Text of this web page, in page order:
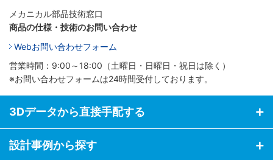
メカニカル部品技術窓口
商品の仕様・技術のお問い合わせ
Webお問い合わせフォーム
営業時間：9:00～18:00（土曜日・日曜日・祝日は除く）
※お問い合わせフォームは24時間受付しております。
3Dデータから直接手配する
設計事例から探す